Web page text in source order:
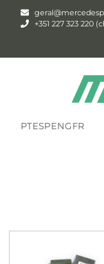
+351 227 323 220
PTESPENGFR